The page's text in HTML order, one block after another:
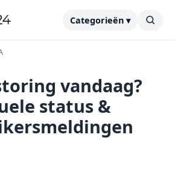
Categorieën ▾
vandaag?
status &